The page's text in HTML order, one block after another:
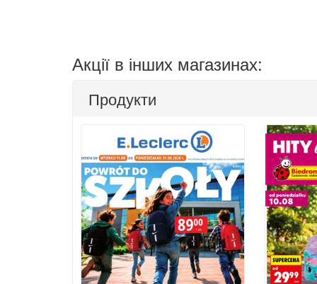
Акції в інших магазинах:
Продукти